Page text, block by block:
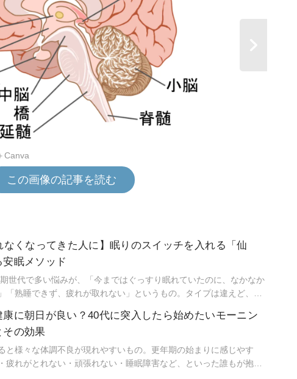
Canva
この画像の記事を読む
なくなってきた人に】眠りのスイッチを入れる「仙
眠メソッド
世代で多い悩みが、「今まではぐっすり眠れていたのに、なかなか
「熟睡できず、疲れが取れない」というもの。タイプは違えど、睡
刺激するだけで、誰でも簡単に習慣化できますよ。
に朝日が良い？40代に突入したら始めたいモーニン
その効果
と様々な体調不良が現れやすいもの。更年期の始まりに感じやす
疲れがとれない・頑張れない・睡眠障害など、といった誰もが抱え